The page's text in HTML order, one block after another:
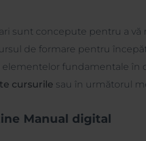
sunt concepute pentru a
de formare pentru
fundamentale în
cursurile sau în următorul
Manual digital